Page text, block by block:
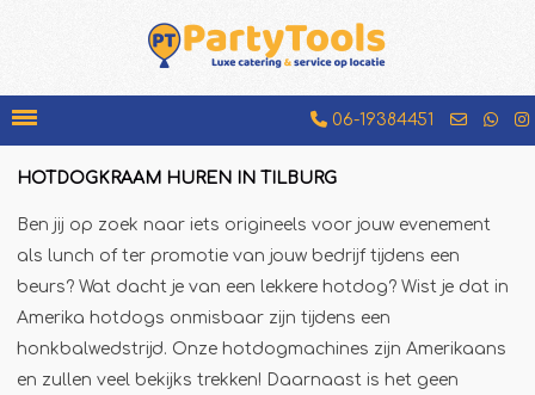
06-19384451
Chocolademelkkraam
Espressobar
HOTDOGKRAAM HUREN IN TILBURG
Ben jij op zoek naar iets origineels voor jouw evenement
als lunch of ter promotie van jouw bedrijf tijdens een
beurs? Wat dacht je van een lekkere hotdog? Wist je dat in
Amerika hotdogs onmisbaar zijn tijdens een
honkbalwedstrijd. Onze hotdogmachines zijn Amerikaans
en zullen veel bekijks trekken! Daarnaast is het geen